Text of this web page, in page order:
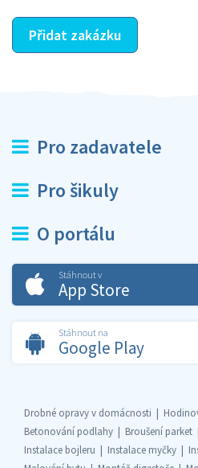
Přidat zakázku
Pro zadavatele
Pro šikuly
O portálu
Stáhnout v
App Store
Stáhnout na
Google Play
Drobné opravy v domácnosti
Betonování podlahy
Broušení parket
Instalace bojleru
Instalace myčky